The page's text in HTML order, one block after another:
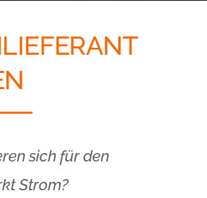
sich für den
Strom?